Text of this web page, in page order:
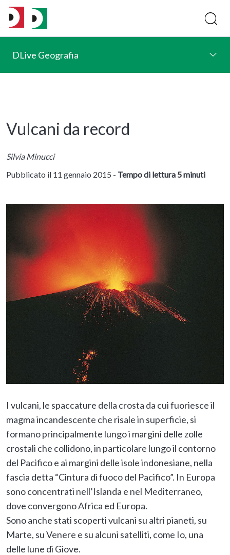
DLive Geografia
Vulcani da record
Silvia Minucci
Pubblicato il 11 gennaio 2015 - Tempo di lettura 5 minuti
I vulcani, le spaccature della crosta da cui fuoriesce il
magma incandescente che risale in superficie, si
formano principalmente lungo i margini delle zolle
crostali che collidono, in particolare lungo il contorno
del Pacifico e ai margini delle isole indonesiane, nella
fascia detta “Cintura di fuoco del Pacifico”. In Europa
sono concentrati nell’Islanda e nel Mediterraneo,
dove convergono Africa ed Europa.
Sono anche stati scoperti vulcani su altri pianeti, su
Marte, su Venere e su alcuni satelliti, come Io, una
delle lune di Giove.